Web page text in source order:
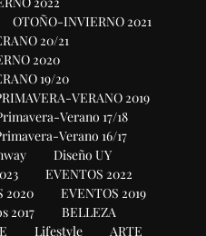
OTOÑO-INVIERNO 2021
20/21
2020
19/20
VERANO 2019
Verano 17/18
Verano 16/17
Diseño UY
EVENTOS 2022
2020
EVENTOS 2019
2017
BELLEZA
Lifestyle
ARTE